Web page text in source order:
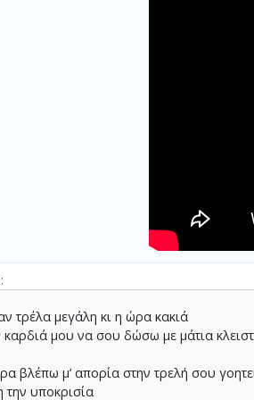
τρέλα µεγάλη κι η ώρα κακιά
καρδιά µου να σου δώσω µε µάτια
βλέπω µ’ απορία στην τρελή σου
την υποκρισία